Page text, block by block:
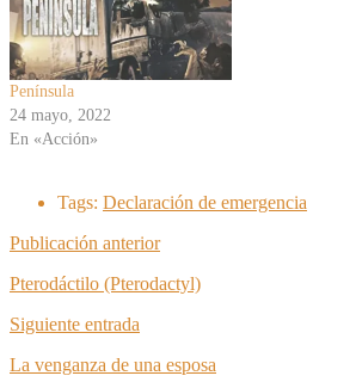
Península
24 mayo, 2022
En «Acción»
Tags: Declaración de emergencia
Publicación anterior
Pterodáctilo (Pterodactyl)
Siguiente entrada
La venganza de una esposa